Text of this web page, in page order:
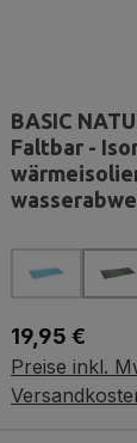
BASIC
Faltbar -
Farbe
(Diese
Regulärer
19,95 €
Preise inkl.